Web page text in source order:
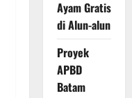
Ayam Gratis
di Alun-alun
Proyek
APBD
Batam